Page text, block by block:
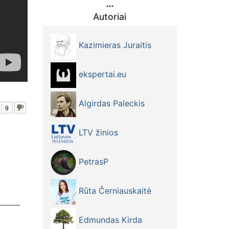
9
Autoriai
Kazimieras Juraitis
ekspertai.eu
Algirdas Paleckis
LTV žinios
PetrasP
Rūta Černiauskaitė
Edmundas Kirda